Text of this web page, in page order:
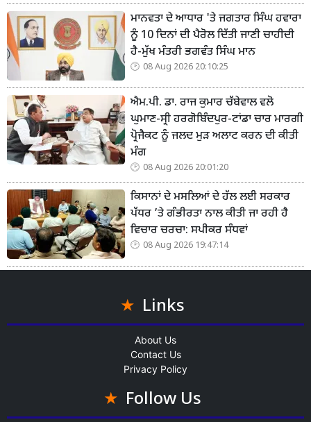
ਮਾਨਵਤਾ ਦੇ ਆਧਾਰ 'ਤੇ ਜਗਤਾਰ ਸਿੰਘ ਹਵਾਰਾ
ਨੂੰ 10 ਦਿਨਾਂ ਦੀ ਪੈਰੋਲ ਦਿੱਤੀ ਜਾਣੀ ਚਾਹੀਦੀ
ਹੈ-ਮੁੱਖ ਮੰਤਰੀ ਭਗਵੰਤ ਸਿੰਘ ਮਾਨ
08 Aug 2026 20:10:25
ਐਮ.ਪੀ. ਡਾ. ਰਾਜ ਕੁਮਾਰ ਚੱਬੇਵਾਲ ਵਲੋ
ਘੁਮਾਣ-ਸ੍ਰੀ ਹਰਗੋਬਿੰਦਪੁਰ-ਟਾਂਡਾ ਚਾਰ ਮਾਰਗੀ
ਪ੍ਰੋਜੈਕਟ ਨੂੰ ਜਲਦ ਮੁੜ ਅਲਾਟ ਕਰਨ ਦੀ ਕੀਤੀ
ਮੰਗ
08 Aug 2026 20:01:20
ਕਿਸਾਨਾਂ ਦੇ ਮਸਲਿਆਂ ਦੇ ਹੱਲ ਲਈ ਸਰਕਾਰ
ਪੱਧਰ ’ਤੇ ਗੰਭੀਰਤਾ ਨਾਲ ਕੀਤੀ ਜਾ ਰਹੀ ਹੈ
ਵਿਚਾਰ ਚਰਚਾ: ਸਪੀਕਰ ਸੰਧਵਾਂ
08 Aug 2026 19:47:14
Links
About Us
Contact Us
Privacy Policy
Follow Us